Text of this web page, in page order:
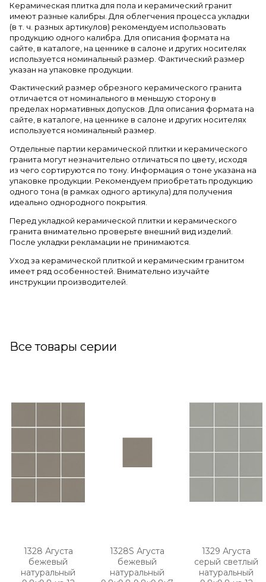
Керамическая плитка для пола и керамический гранит
имеют разные калибры. Для облегчения процесса укладки
(в т. ч. разных артикулов) рекомендуем использовать
продукцию одного калибра. Для описания формата на
сайте, в каталоге, на ценнике в салоне и других носителях
используется номинальный размер. Фактический размер
указан на упаковке продукции.
Фактический размер обрезного керамического гранита
отличается от номинального в меньшую сторону в
пределах нормативных допусков. Для описания формата на
сайте, в каталоге, на ценнике в салоне и других носителях
используется номинальный размер.
Отдельные партии керамической плитки и керамического
гранита могут незначительно отличаться по цвету, исходя
из чего сортируются по тону. Информация о тоне указана на
упаковке продукции. Рекомендуем приобретать продукцию
одного тона (в рамках одного артикула) для получения
идеально однородного покрытия.
Перед укладкой керамической плитки и керамического
гранита внимательно проверьте внешний вид изделий.
После укладки рекламации не принимаются.
Уход за керамической плиткой и керамическим гранитом
имеет ряд особенностей. Внимательно изучайте
инструкции производителей.
Все товары серии
1328 Агуста
бежевый
натуральный
1328S Агуста
бежевый
натуральный
1329 Агуста
серый светлый
натуральный